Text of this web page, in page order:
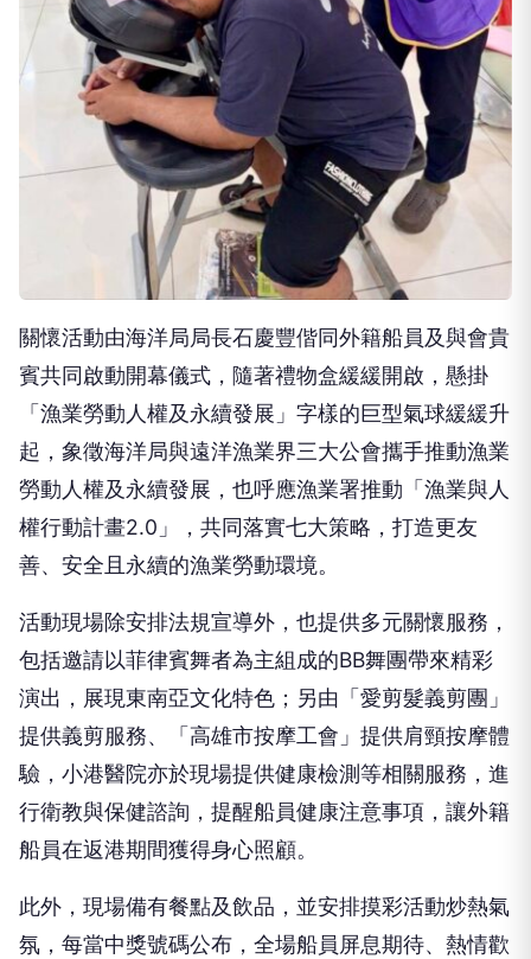
關懷活動由海洋局局長石慶豐偕同外籍船員及與會貴
賓共同啟動開幕儀式，隨著禮物盒緩緩開啟，懸掛
「漁業勞動人權及永續發展」字樣的巨型氣球緩緩升
起，象徵海洋局與遠洋漁業界三大公會攜手推動漁業
勞動人權及永續發展，也呼應漁業署推動「漁業與人
權行動計畫2.0」，共同落實七大策略，打造更友
善、安全且永續的漁業勞動環境。
活動現場除安排法規宣導外，也提供多元關懷服務，
包括邀請以菲律賓舞者為主組成的BB舞團帶來精彩
演出，展現東南亞文化特色；另由「愛剪髮義剪團」
提供義剪服務、「高雄市按摩工會」提供肩頸按摩體
驗，小港醫院亦於現場提供健康檢測等相關服務，進
行衛教與保健諮詢，提醒船員健康注意事項，讓外籍
船員在返港期間獲得身心照顧。
此外，現場備有餐點及飲品，並安排摸彩活動炒熱氣
氛，每當中獎號碼公布，全場船員屏息期待、熱情歡
呼，幸運得主興奮振臂慶賀，掌聲與笑聲此起彼落，